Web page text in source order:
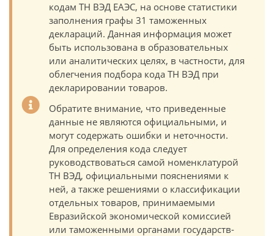
кодам ТН ВЭД ЕАЭС, на основе статистики
заполнения графы 31 таможенных
деклараций. Данная информация может
быть использована в образовательных
или аналитических целях, в частности, для
облегчения подбора кода ТН ВЭД при
декларировании товаров.
Обратите внимание, что приведенные
данные не являются официальными, и
могут содержать ошибки и неточности.
Для определения кода следует
руководствоваться самой номенклатурой
ТН ВЭД, официальными пояснениями к
ней, а также решениями о классификации
отдельных товаров, принимаемыми
Евразийской экономической комиссией
или таможенными органами государств-